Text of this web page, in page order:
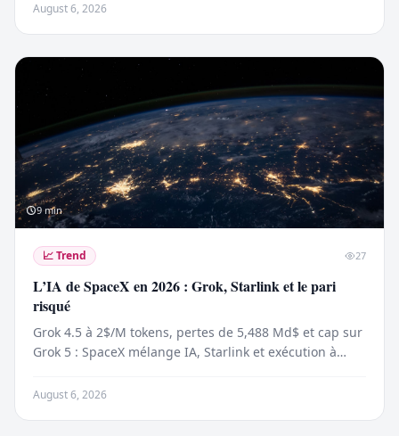
August 6, 2026
9 min
📈Trend 27
L’IA de SpaceX en 2026 : Grok, Starlink et le pari
risqué
Grok 4.5 à 2$/M tokens, pertes de 5,488 Md$ et cap sur
Grok 5 : SpaceX mélange IA, Starlink et exécution à
August 6, 2026